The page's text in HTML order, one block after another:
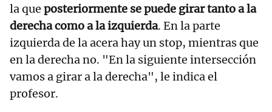
la que posteriormente se puede girar tanto a la
derecha como a la izquierda. En la parte
izquierda de la acera hay un stop, mientras que
en la derecha no. "En la siguiente intersección
vamos a girar a la derecha", le indica el
profesor.